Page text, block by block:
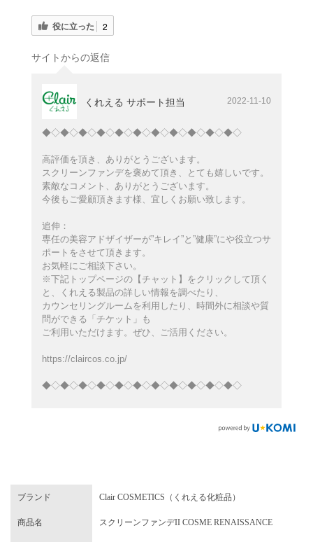
役に立った 2
サイトからの返信
くれえる サポート担当 2022-11-10
◆◇◆◇◆◇◆◇◆◇◆◇◆◇◆◇◆◇◆◇◆◇
高評価を頂き、ありがとうございます。
スクリーンファンデを褒めて頂き、とても嬉しいです。
素敵なコメント、ありがとうございます。
今後もご愛顧頂きます様、宜しくお願い致します。
追伸：
専任の美容アドザイザーが”キレイ”と”健康”にや役立つサ
ポートをさせて頂きます。
お気軽にご相談下さい。
※下記トップページの【チャット】をクリックして頂く
と、くれえる製品の詳しい情報を調べたり、
カウンセリングルームを利用したり、時間外に相談や質
問ができる「チケット」も
ご利用いただけます。ぜひ、ご活用ください。
https://claircos.co.jp/
◆◇◆◇◆◇◆◇◆◇◆◇◆◇◆◇◆◇◆◇◆◇
ブランド Clair COSMETICS（くれえる化粧品）
商品名 スクリーンファンデII COSME RENAISSANCE